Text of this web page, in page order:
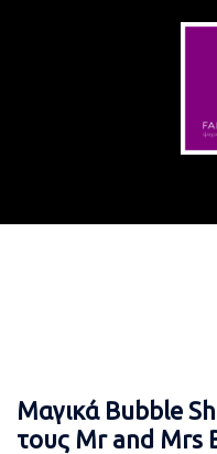
Μαγικά Bubble
τους Mr and Mrs